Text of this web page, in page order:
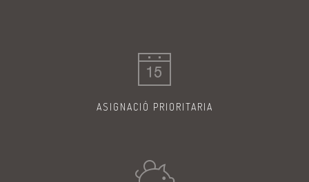
ASIGNACIÓ PRIORITARIA